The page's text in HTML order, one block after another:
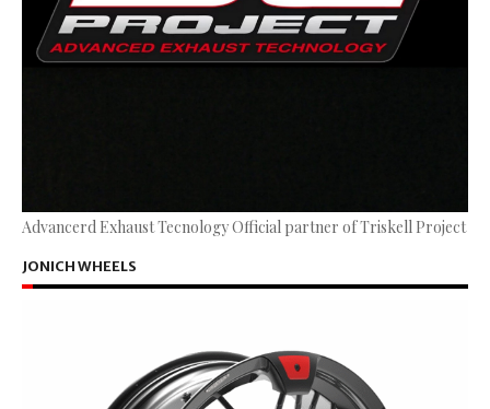
Advancerd Exhaust Tecnology Official partner of Triskell Project
JONICH WHEELS